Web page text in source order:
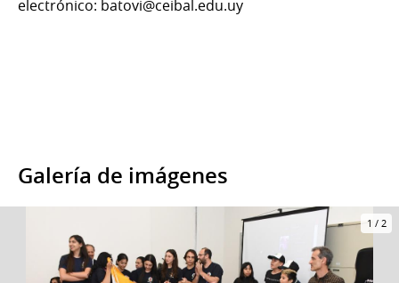
electrónico: batovi@ceibal.edu.uy
Galería de imágenes
1 / 2